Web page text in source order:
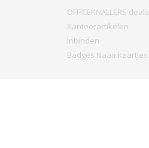
OFFICEKNALLERS deals
Kantoorartikelen
Inbinden
Badges Naamkaartjes